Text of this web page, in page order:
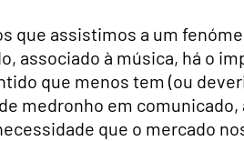
que assistimos a um
associado à música, há o
que menos tem (ou
medronho em
que o mercado